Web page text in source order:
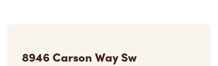
8946 Carson Way Sw